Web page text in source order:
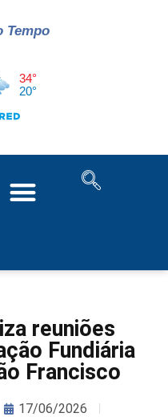
Tempo
reuniões
Fundiária
Francisco
17/06/2026